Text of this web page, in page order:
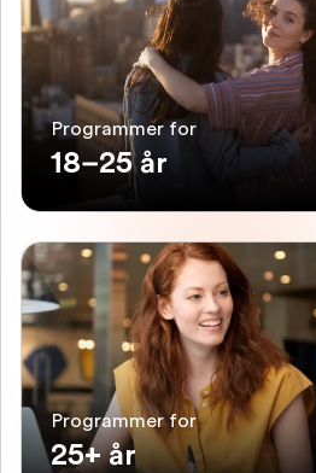
Programmer for
18–25 år
Programmer for
25+ år